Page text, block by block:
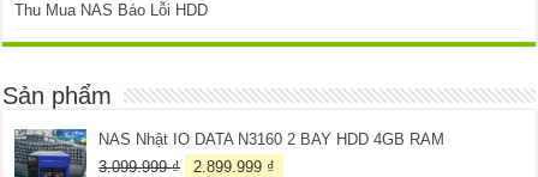
Thu Mua NAS Báo Lỗi HDD
Sản phẩm
NAS Nhật IO DATA N3160 2 BAY HDD 4GB RAM
3.099.999₫
Giá
2.899.999 ₫